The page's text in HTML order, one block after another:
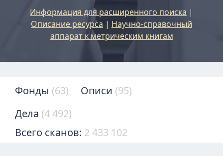
Информация для расширенного поиска |
Описание ресурса | Научно-справочный
аппарат к метрическим книгам
Фонды (63) Описи (95)
Дела (4 492)
Всего сканов: 2 433 102